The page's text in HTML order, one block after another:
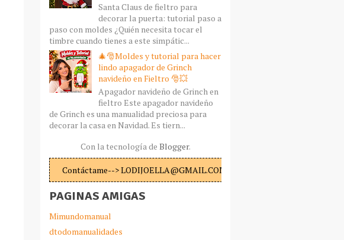
Santa Claus de fieltro para
decorar la puerta: tutorial paso a
paso con moldes ¿Quién necesita tocar el
timbre cuando tienes a este simpátic...
🎄🎅Moldes y tutorial para hacer
lindo apagador de Grinch
navideño en Fieltro 🎅💥
Apagador navideño de Grinch en
fieltro Este apagador navideño
de Grinch es una manualidad preciosa para
decorar la casa en Navidad. Es tiern...
Con la tecnología de Blogger.
Contáctame--> LODIJOELLA@GMAIL.COM
PAGINAS AMIGAS
Mimundomanual
dtodomanualidades